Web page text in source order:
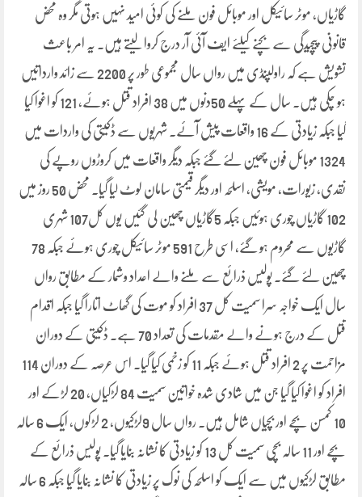
گاڑیاں، موٹر سائیکل اور موبائل فون ملنے کی کوئی امید نہیں ہوتی مگر وہ محض
قانونی پیچیدگی سے بچنے کیلئے ایف آئی آر درج کروا لیتے ہیں۔ یہ امر باعث
تشویش ہے کہ راولپنڈی میں رواں سال مجموعی طور پر 2200 سے زائد وارداتیں
ہو چکی ہیں۔ سال کے پہلے 50دنوں میں 38 افراد قتل ہوئے، 121 کو اغوا کیا
گیا جبکہ زیادتی کے 16 واقعات پیش آئے۔ شہریوں سے ڈکیتی کی واردات میں
1324 موبائل فون چھین لئے گئے جبکہ دیگر واقعات میں کروڑوں روپے کی
نقدی، زیورات، مویشی، اسلحہ اور دیگر قیمتی سامان لوٹ لیا گیا۔ محض 50 روز میں
102 گاڑیاں چوری ہوئیں جبکہ 5گاڑیاں چھین لی گئیں یوں کل107 شہری
گاڑیوں سے محروم ہو گئے، اسی طرح 591 موٹر سائیکل چوری ہوئے جبکہ 78
چھین لئے گئے۔ پولیس ذرائع سے ملنے والے اعداد وشمار کے مطابق رواں
سال ایک خواجہ سرا سمیت کل 37 افراد کو موت کی گھاٹ اتارا گیا جبکہ اقدام
قتل کے درج ہونے والے مقدمات کی تعداد 70 ہے۔ ڈکیتی کے دوران
مزاحمت پر 2 افراد قتل ہوئے جبکہ 11 کو زخمی کیا گیا۔ اس عرصہ کے دوران 114
افراد کو اغوا کیا گیا جن میں شادی شدہ خواتین سمیت 84 لڑکیاں، 20 لڑکے اور
10 کمسن بچے اور بچیاں شامل ہیں۔ رواں سال 9لڑکیوں، 2 لڑکوں، ایک 6 سالہ
بچے اور 11 سالہ بچی سمیت کل 13 کو زیادتی کا نشانہ بنایا گیا۔ پولیس ذرائع کے
مطابق لڑکیوں میں سے ایک کو اسلحہ کی نوک پر زیادتی کا نشانہ بنایا گیا جبکہ 6 سالہ